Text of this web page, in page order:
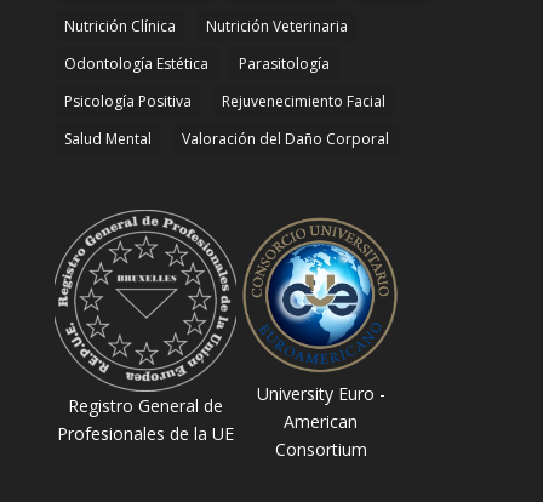
Nutrición Clínica
Nutrición Veterinaria
Odontología Estética
Parasitología
Psicología Positiva
Rejuvenecimiento Facial
Salud Mental
Valoración del Daño Corporal
Registro General de
Profesionales de la UE
University Euro -
American
Consortium